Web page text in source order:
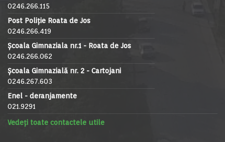
0246.266.115
Post Poliție Roata de Jos
0246.266.419
Școala Gimnaziala nr.1 - Roata de Jos
0246.266.062
Școala Gimnazială nr. 2 - Cartojani
0246.267.603
Enel - deranjamente
021.9291
Vedeți toate contactele utile